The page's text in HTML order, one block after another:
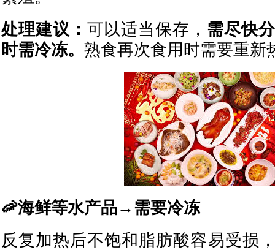
处理建议： 可以适当保存， 需尽快
时需冷冻。 熟食再次食用时需要重新
🦐海鲜等水产品→需要冷冻
反复加热后不饱和脂肪酸容易受损